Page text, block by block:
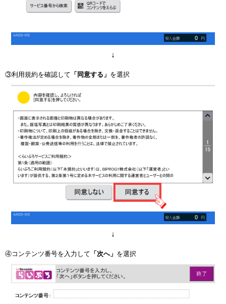
↓
③利用規約を確認して 「同意する」 を選択
↓
④コンテンツ番号を入力して 「次へ」 を選択